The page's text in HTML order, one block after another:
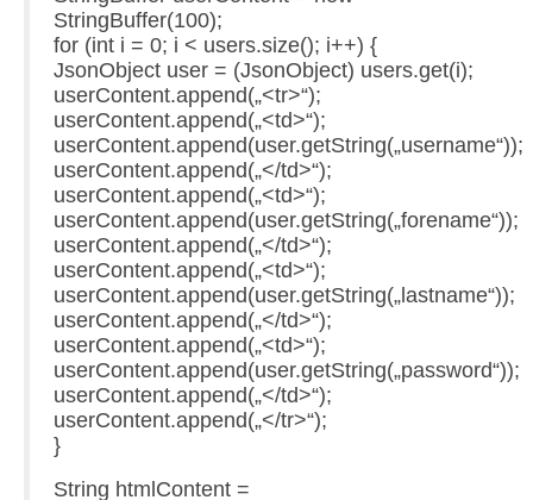
StringBuffer(100);
for (int i = 0; i < users.size(); i++) {
JsonObject user = (JsonObject) users.get(i);
userContent.append(„<tr>“);
userContent.append(„<td>“);
userContent.append(user.getString(„username“));
userContent.append(„</td>“);
userContent.append(„<td>“);
userContent.append(user.getString(„forename“));
userContent.append(„</td>“);
userContent.append(„<td>“);
userContent.append(user.getString(„lastname“));
userContent.append(„</td>“);
userContent.append(„<td>“);
userContent.append(user.getString(„password“));
userContent.append(„</td>“);
userContent.append(„</tr>“);
}
String htmlContent =